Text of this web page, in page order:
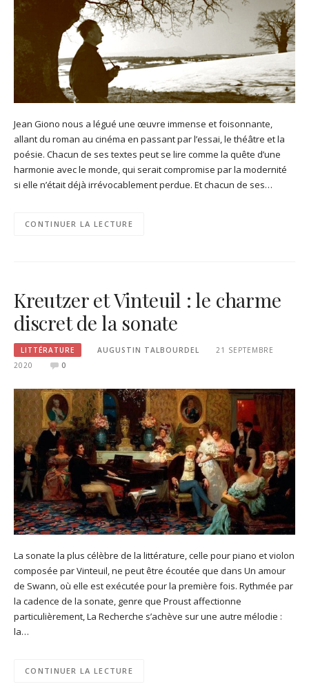
Jean Giono nous a légué une œuvre immense et foisonnante,
allant du roman au cinéma en passant par l’essai, le théâtre et la
poésie. Chacun de ses textes peut se lire comme la quête d’une
harmonie avec le monde, qui serait compromise par la modernité
si elle n’était déjà irrévocablement perdue. Et chacun de ses…
CONTINUER LA LECTURE
Kreutzer et Vinteuil : le charme
discret de la sonate
LITTÉRATURE AUGUSTIN TALBOURDEL
21 SEPTEMBRE
2020
0
La sonate la plus célèbre de la littérature, celle pour piano et violon
composée par Vinteuil, ne peut être écoutée que dans Un amour
de Swann, où elle est exécutée pour la première fois. Rythmée par
la cadence de la sonate, genre que Proust affectionne
particulièrement, La Recherche s’achève sur une autre mélodie :
la…
CONTINUER LA LECTURE